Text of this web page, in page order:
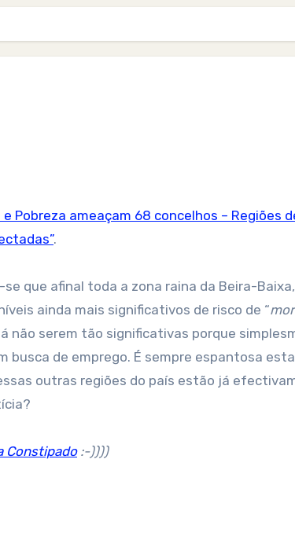
Pobreza ameaçam 68 concelhos – Regiões
.
que afinal toda a zona raina da Beira-
ainda mais significativos de risco de “
não serem tão significativas porque
busca de emprego. É sempre espantosa
outras regiões do país estão já
Constipado:-))))